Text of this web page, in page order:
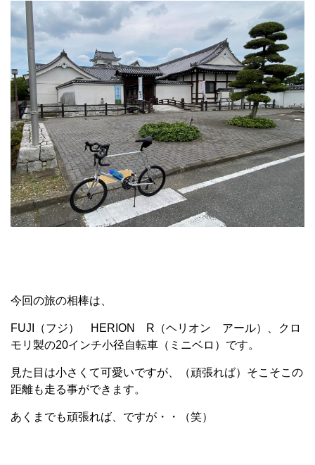
今回の旅の相棒は、
FUJI（フジ） HERION R（ヘリオン アール）、クロ
モリ製の20インチ小径自転車（ミニベロ）です。
見た目は小さくて可愛いですが、（頑張れば）そこそこの
距離も走る事ができます。
あくまでも頑張れば、ですが・・（笑）